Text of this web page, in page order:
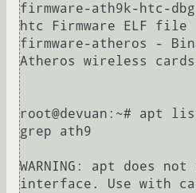
firmware-ath9k-htc-
htc Firmware ELF file
firmware-atheros -
Atheros wireless cards
root@devuan:~# apt
grep ath9
WARNING: apt does
interface. Use with